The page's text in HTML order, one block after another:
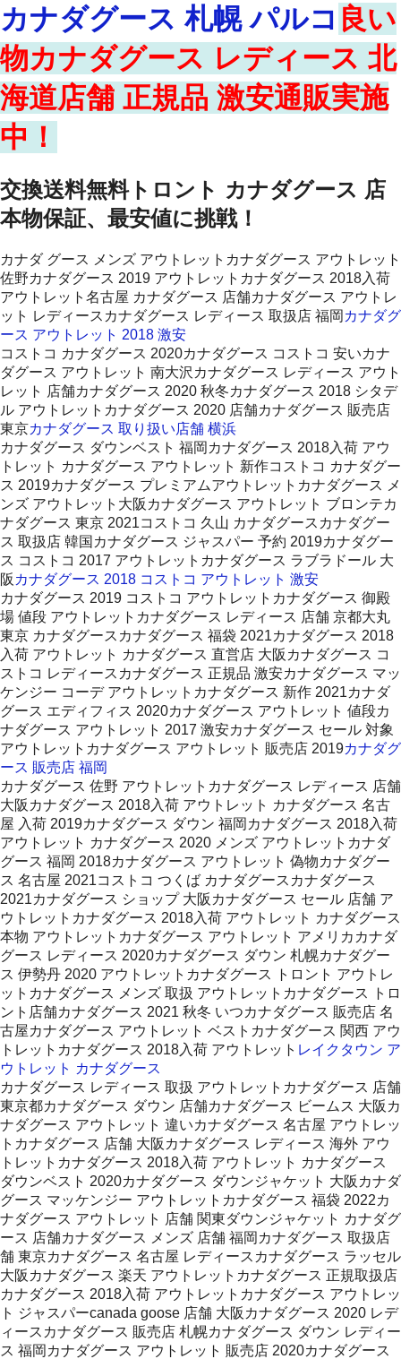
カナダグース 札幌 パルコ 良い
物カナダグース レディース 北
海道店舗 正規品 激安通販実施
中！
交換送料無料トロント カナダグース 店
本物保証、最安値に挑戦！
カナダ グース メンズ アウトレットカナダグース アウトレット
佐野カナダグース 2019 アウトレットカナダグース 2018入荷
アウトレット名古屋 カナダグース 店舗カナダグース アウトレ
ット レディースカナダグース レディース 取扱店 福岡 カナダグ
ース アウトレット 2018 激安
コストコ カナダグース 2020カナダグース コストコ 安いカナ
ダグース アウトレット 南大沢カナダグース レディース アウト
レット 店舗カナダグース 2020 秋冬カナダグース 2018 シタデ
ル アウトレットカナダグース 2020 店舗カナダグース 販売店
東京カナダグース 取り扱い店舗 横浜
カナダグース ダウンベスト 福岡カナダグース 2018入荷 アウ
トレット カナダグース アウトレット 新作コストコ カナダグー
ス 2019カナダグース プレミアムアウトレットカナダグース メ
ンズ アウトレット大阪カナダグース アウトレット ブロンテカ
ナダグース 東京 2021コストコ 久山 カナダグースカナダグー
ス 取扱店 韓国カナダグース ジャスパー 予約 2019カナダグー
ス コストコ 2017 アウトレットカナダグース ラブラドール 大
阪 カナダグース 2018 コストコ アウトレット 激安
カナダグース 2019 コストコ アウトレットカナダグース 御殿
場 値段 アウトレットカナダグース レディース 店舗 京都大丸
東京 カナダグースカナダグース 福袋 2021カナダグース 2018
入荷 アウトレット カナダグース 直営店 大阪カナダグース コ
ストコ レディースカナダグース 正規品 激安カナダグース マッ
ケンジー コーデ アウトレットカナダグース 新作 2021カナダ
グース エディフィス 2020カナダグース アウトレット 値段カ
ナダグース アウトレット 2017 激安カナダグース セール 対象
アウトレットカナダグース アウトレット 販売店 2019カナダグ
ース 販売店 福岡
カナダグース 佐野 アウトレットカナダグース レディース 店舗
大阪カナダグース 2018入荷 アウトレット カナダグース 名古
屋 入荷 2019カナダグース ダウン 福岡カナダグース 2018入荷
アウトレット カナダグース 2020 メンズ アウトレットカナダ
グース 福岡 2018カナダグース アウトレット 偽物カナダグー
ス 名古屋 2021コストコ つくば カナダグースカナダグース
2021カナダグース ショップ 大阪カナダグース セール 店舗 ア
ウトレットカナダグース 2018入荷 アウトレット カナダグース
本物 アウトレットカナダグース アウトレット アメリカカナダ
グース レディース 2020カナダグース ダウン 札幌カナダグー
ス 伊勢丹 2020 アウトレットカナダグース トロント アウトレ
ットカナダグース メンズ 取扱 アウトレットカナダグース トロ
ント店舗カナダグース 2021 秋冬 いつカナダグース 販売店 名
古屋カナダグース アウトレット ベストカナダグース 関西 アウ
トレットカナダグース 2018入荷 アウトレット レイクタウン ア
ウトレット カナダグース
カナダグース レディース 取扱 アウトレットカナダグース 店舗
東京都カナダグース ダウン 店舗カナダグース ビームス 大阪カ
ナダグース アウトレット 違いカナダグース 名古屋 アウトレッ
トカナダグース 店舗 大阪カナダグース レディース 海外 アウ
トレットカナダグース 2018入荷 アウトレット カナダグース
ダウンベスト 2020カナダグース ダウンジャケット 大阪カナダ
グース マッケンジー アウトレットカナダグース 福袋 2022カ
ナダグース アウトレット 店舗 関東ダウンジャケット カナダグ
ース 店舗カナダグース メンズ 店舗 福岡カナダグース 取扱店
舗 東京カナダグース 名古屋 レディースカナダグース ラッセル
大阪カナダグース 楽天 アウトレットカナダグース 正規取扱店
カナダグース 2018入荷 アウトレットカナダグース アウトレッ
ト ジャスパーcanada goose 店舗 大阪カナダグース 2020 レデ
ィースカナダグース 販売店 札幌カナダグース ダウン レディー
ス 福岡カナダグース アウトレット 販売店 2020カナダグース